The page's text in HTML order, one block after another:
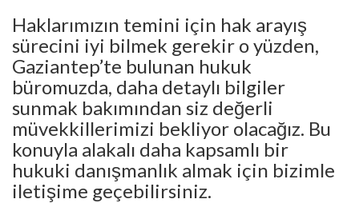
Haklarımızın temini için hak arayış
sürecini iyi bilmek gerekir o yüzden,
Gaziantep’te bulunan hukuk
büromuzda, daha detaylı bilgiler
sunmak bakımından siz değerli
müvekkillerimizi bekliyor olacağız. Bu
konuyla alakalı daha kapsamlı bir
hukuki danışmanlık almak için bizimle
iletişime geçebilirsiniz.